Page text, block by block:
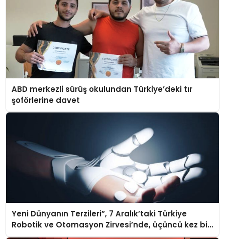
ABD merkezli sürüş okulundan Türkiye’deki tır
şoförlerine davet
Yeni Dünyanın Terzileri”, 7 Aralık’taki Türkiye
Robotik ve Otomasyon Zirvesi’nde, üçüncü kez bir
araya geliyor